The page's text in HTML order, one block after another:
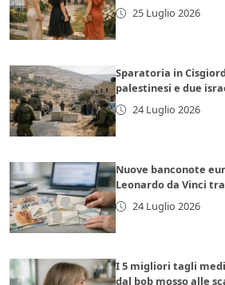
25 Luglio 2026
Sparatoria in
palestinesi e due
24 Luglio 2026
Nuove banconote
Leonardo da Vinci
24 Luglio 2026
I 5 migliori tagli
dal bob mosso alle